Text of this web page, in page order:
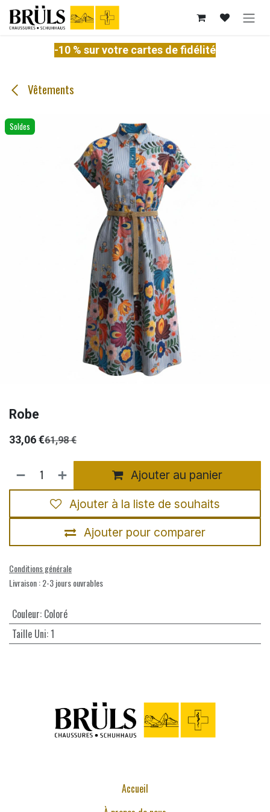
Se rendre au contenu
-10 % sur votre cartes de fidélité
Vêtements
Soldes
Robe
33,06€61,98€
Ajouter au panier
Ajouter pour comparer
Ajouter à la liste de souhaits
Conditions générale
Livraison : 2-3 jours ouvrables
Couleur: Coloré
Taille Uni:1
Accueil